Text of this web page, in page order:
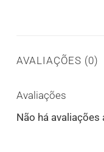
AVALIAÇÕES (0)
Avaliações
Não há avaliações